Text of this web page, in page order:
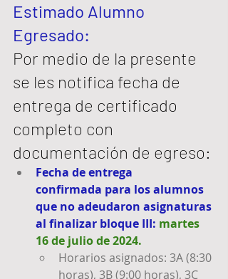
Estimado Alumno
Egresado:
Por medio de la presente
se les notifica fecha de
entrega de certificado
completo con
documentación de egreso:
Fecha de entrega
confirmada para los alumnos
que no adeudaron asignaturas
al finalizar bloque III: martes
16 de julio de 2024.
Horarios asignados: 3A (8:30
horas), 3B (9:00 horas), 3C